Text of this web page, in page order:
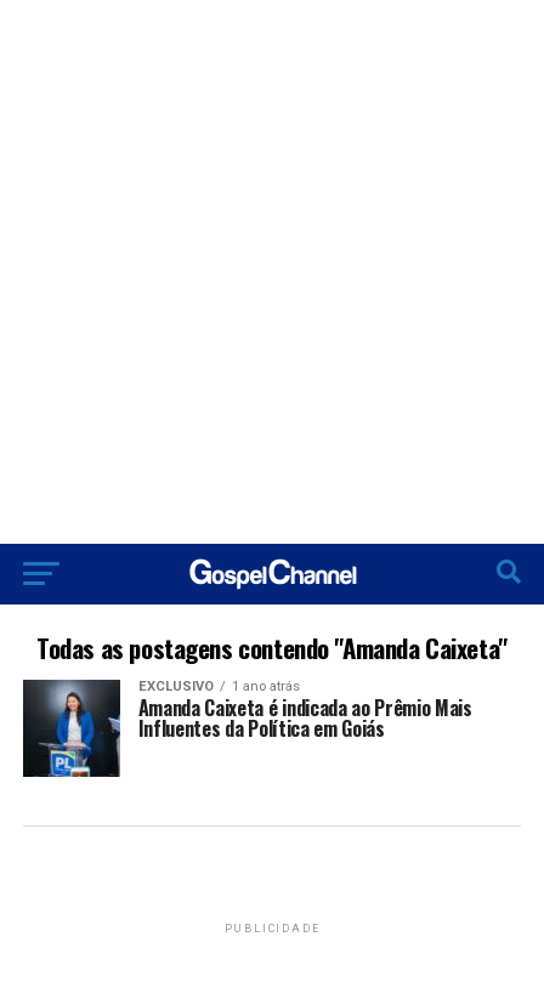
Todas as postagens contendo "Amanda Caixeta"
EXCLUSIVO 1 ano atrás
Amanda Caixeta é indicada ao Prêmio Mais
Influentes da Política em Goiás
PUBLICIDADE